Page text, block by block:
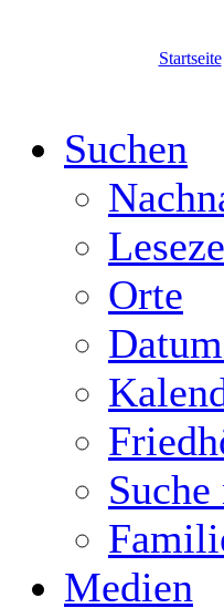
Startseite
Suchen
Orte
Medien